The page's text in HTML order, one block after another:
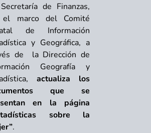
de Finanzas,
marco del Comité
de Información
y Geográfica, a
de la Dirección de
Geografía y
actualiza los
que se
en la página
sobre la
.